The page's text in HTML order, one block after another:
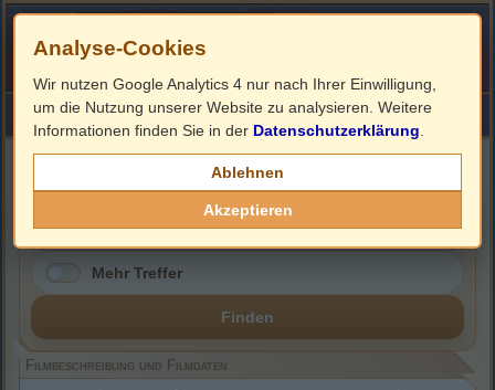
HOME ImpressumLinks
Filmbeschreibung, Cover & Blu-ray Infos
Mehr Treffer
Finden
Filmbeschreibung und Filmdaten
Analyse-Cookies
Wir nutzen Google Analytics 4 nur nach Ihrer Einwilligung,
um die Nutzung unserer Website zu analysieren. Weitere
Informationen finden Sie in der Datenschutzerklärung
Ablehnen
Akzeptieren